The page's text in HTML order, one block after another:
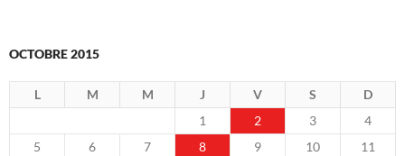
OCTOBRE 2015
L M M J V S
D
1
2 3
4
5
6 7 8 9 10
11